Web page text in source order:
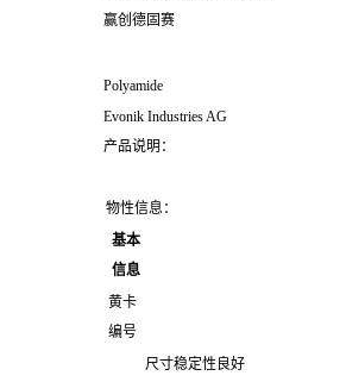
赢创德固赛
Polyamide
Evonik Industries AG
产品说明：
物性信息：
基本
信息
黄卡
编号
尺寸稳定性良好